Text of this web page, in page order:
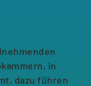
in
dazu führen